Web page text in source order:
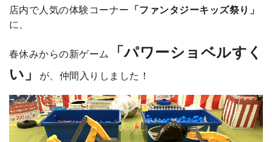
店内で人気の体験コーナー
「ファンタジーキッズ祭り」
に、
春休みからの新ゲーム
「パワーショベルすく
い」
が 、仲間入りしました！